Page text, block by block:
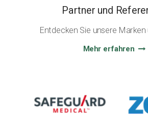
Partner und
Entdecken Sie unsere Marken
Mehr erfahren